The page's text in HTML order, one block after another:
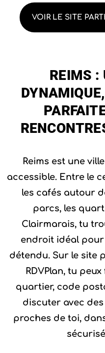
VOIR LE SITE
REIMS :
Reims est une
accessible. Entre le
les cafés autour
parcs, les
Clairmarais, tu
endroit idéal
détendu. Sur le site
RDVPlan, tu
quartier, code
discuter avec
proches de toi,